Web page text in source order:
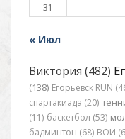
31
« Июл
Виктория (482)
(138) Егорьевск RUN
спартакиада (20)
(11) баскетбол (53)
бадминтон (68) ВОИ